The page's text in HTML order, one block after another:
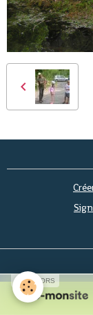
SPONSORS